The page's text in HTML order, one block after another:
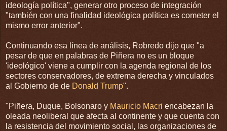
ideología política", generar otro proceso de integración
"también con una finalidad ideológica política es cometer el
mismo error anterior".
Continuando esa línea de análisis, Robredo dijo que "a
pesar de que en palabras de Piñera no es un bloque
'ideológico' viene a cumplir con la agenda regional de los
sectores conservadores, de extrema derecha y vinculados
al Gobierno de de Donald Trump".
"Piñera, Duque, Bolsonaro y Mauricio Macri encabezan la
oleada neoliberal que afecta al continente y que cuenta con
la resistencia del movimiento social, las organizaciones de